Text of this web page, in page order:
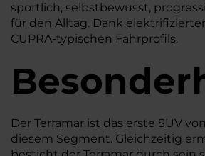
sportlich, selbstbewusst,
für den Alltag. Dank
CUPRA-typischen Fahrprofils.
Der Terramar ist das erste SUV
diesem Segment. Gleichzeitig